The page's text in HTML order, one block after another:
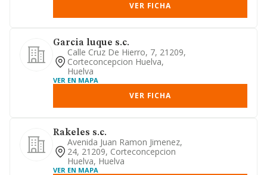
VER FICHA
Garcia luque s.c.
Calle Cruz De Hierro, 7, 21209,
Corteconcepcion Huelva,
Huelva
VER EN MAPA
VER FICHA
Rakeles s.c.
Avenida Juan Ramon Jimenez,
24, 21209, Corteconcepcion
Huelva, Huelva
VER EN MAPA